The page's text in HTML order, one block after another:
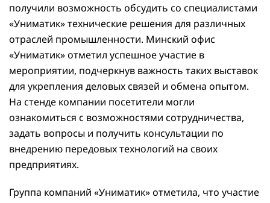
получили возможность обсудить со специалистами
«Униматик» технические решения для различных
отраслей промышленности. Минский офис
«Униматик» отметил успешное участие в
мероприятии, подчеркнув важность таких выставок
для укрепления деловых связей и обмена опытом.
На стенде компании посетители могли
ознакомиться с возможностями сотрудничества,
задать вопросы и получить консультации по
внедрению передовых технологий на своих
предприятиях.
Группа компаний «Униматик» отметила, что участие